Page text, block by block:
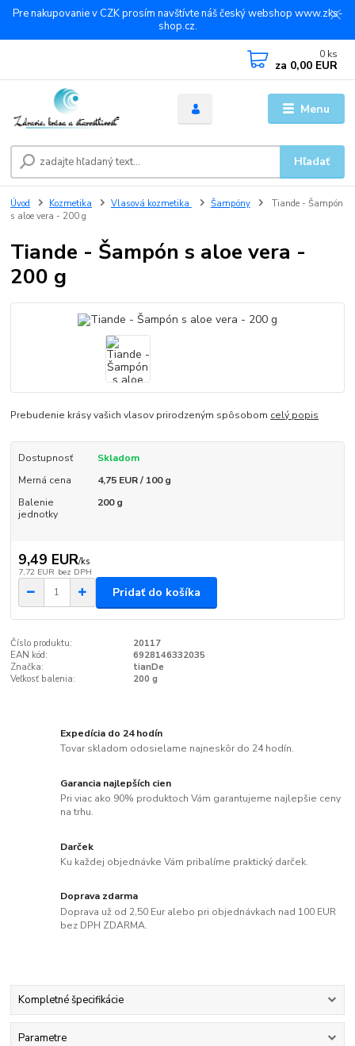
Pre nakupovanie v CZK prosím navštívte náš český webshop www.zks-
shop.cz.
Menu
Hľadať
0 ks
za 0,00 EUR
Úvod Kozmetika Vlasová kozmetika Šampóny
Tiande - Šampón
s aloe vera - 200 g
Tiande - Šampón s aloe vera -
200 g
Prebudenie krásy vašich vlasov prirodzeným spôsobom celý popis
Dostupnosť
Skladom
Merná cena
4,75 EUR / 100 g
Balenie
jednotky
200 g
9,49 EUR/ks
7,72 EUR bez DPH
Pridať do košíka
Číslo produktu:
20117
EAN kód:
6928146332035
Značka:
tianDe
Veľkosť balenia:
200 g
Expedícia do 24 hodín
Tovar skladom odosielame najneskôr do 24 hodín.
Garancia najlepších cien
Pri viac ako 90% produktoch Vám garantujeme najlepšie ceny
na trhu.
Darček
Ku každej objednávke Vám pribalíme praktický darček.
Doprava zdarma
Doprava už od 2,50 Eur alebo pri objednávkach nad 100 EUR
bez DPH ZDARMA.
Kompletné špecifikácie
Parametre